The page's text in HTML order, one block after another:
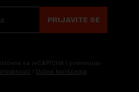
PRIJAVITE SE
sa reCAPTCHA i primenjuju
i Uslovi korišćenja